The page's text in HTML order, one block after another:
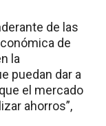
de las
de
la
puedan dar a
el mercado
ahorros”,